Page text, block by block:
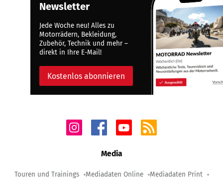
Newsletter
Jede Woche neu! Alles zu
Motorrädern, Bekleidung,
Zubehör, Technik und mehr –
direkt in Ihre E-Mail!
Kostenlos abonnieren
Media
Touren und Trainings Mediadaten Online Mediadaten Print